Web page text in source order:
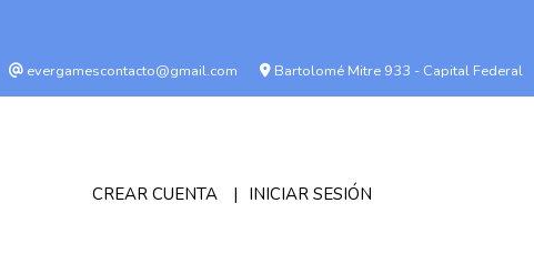
evergamescontacto@gmail.com Bartolomé Mitre 933 - Capital Federal
CREAR CUENTA INICIAR SESIÓN